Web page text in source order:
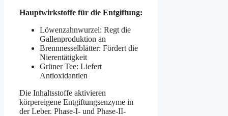
Hauptwirkstoffe für die Entgiftung:
Löwenzahnwurzel: Regt die
Gallenproduktion an
Brennnesselblätter: Fördert die
Nierentätigkeit
Grüner Tee: Liefert
Antioxidantien
Die Inhaltsstoffe aktivieren
körpereigene Entgiftungsenzyme in
der Leber. Phase-I- und Phase-II-